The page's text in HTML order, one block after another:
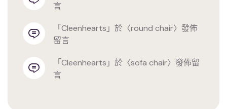
言
「 cleenhearts 」於〈round chair〉發佈
留言
「 cleenhearts 」於〈sofa chair〉發佈留
言